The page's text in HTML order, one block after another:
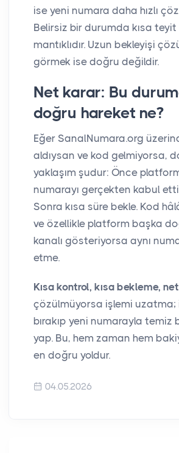
ise yeni numara daha hızlı
Belirsiz bir durumda kısa
mantıklıdır. Uzun bekleyişi
görmek ise doğru değildir.
Net karar: Bu
doğru hareket ne?
Eğer SanalNumara.org
aldıysan ve kod gelmiyorsa,
yaklaşım şudur: Önce
numarayı gerçekten kabul
Sonra kısa süre bekle. Kod
ve özellikle platform başka
kanalı gösteriyorsa aynı
etme.
Kısa kontrol, kısa bekleme,
çözülmüyorsa işlemi uzatma;
bırakıp yeni numarayla temiz
yap. Bu, hem zaman hem
en doğru yoldur.
04.05.2026